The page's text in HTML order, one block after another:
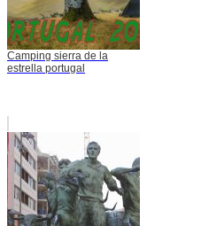
Camping sierra de la
estrella portugal